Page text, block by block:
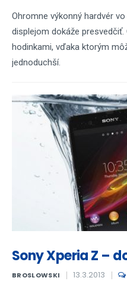
Ohromne výkonný hardvér
displejom dokáže
hodinkami, vďaka ktorým
jednoduchší.
Sony Xperia Z –
BROSLOWSKI 13.3.2013